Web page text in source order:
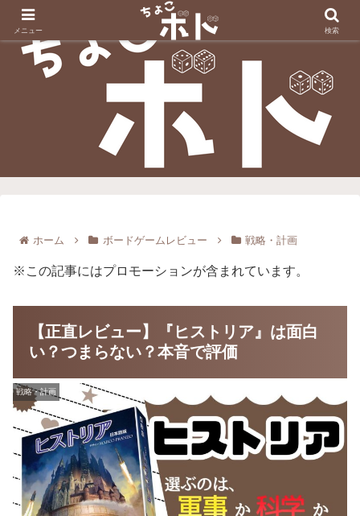
ホーム ボードゲームレビュー 戦略・計画
※この記事にはプロモーションが含まれています。
【正直レビュー】『ヒストリア』は面白
い？つまらない？本音で評価
戦略・計画
メニュー 検索